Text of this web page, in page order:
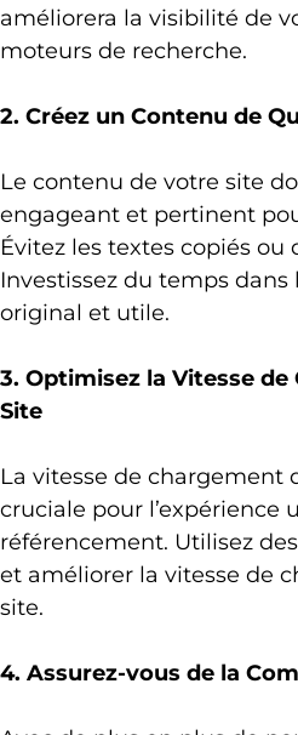
améliorera la visibilité de
moteurs de recherche.
2. Créez un Contenu de
Le contenu de votre site
engageant et pertinent
Évitez les textes copiés ou
Investissez du temps
original et utile.
3. Optimisez la Vitesse
Site
La vitesse de chargement
cruciale pour l’expérience
référencement. Utilisez
et améliorer la vitesse de
site.
4. Assurez-vous de la